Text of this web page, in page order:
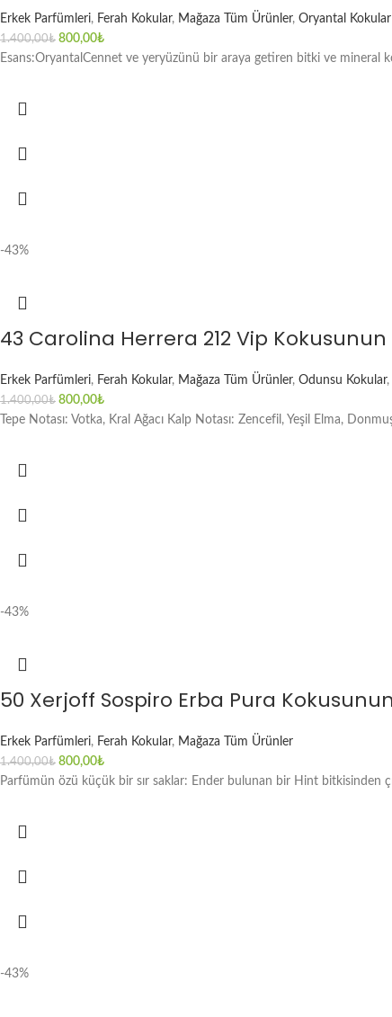
Erkek Parfümleri, Ferah Kokular, Mağaza Tüm Ürünler, Oryantal Kokular
1.400,00₺ 800,00₺
Esans:OryantalCennet ve yeryüzünü bir araya getiren bitki ve mineral
-43%
43 Carolina Herrera 212 Vip
Erkek Parfümleri, Ferah Kokular, Mağaza Tüm Ürünler, Odunsu Kokular,
1.400,00₺ 800,00₺
Tepe Notası: Votka, Kral Ağacı Kalp Notası: Zencefil, Yeşil Elma,
-43%
50 Xerjoff Sospiro Erba Pura
Erkek Parfümleri, Ferah Kokular, Mağaza Tüm Ürünler
1.400,00₺ 800,00₺
Parfümün özü küçük bir sır saklar: Ender bulunan bir Hint bitkisinden
-43%